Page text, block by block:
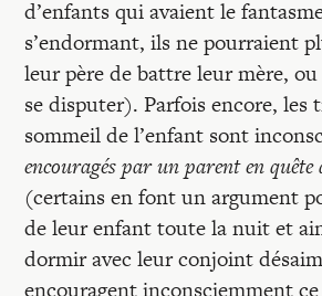
d’enfants qui avaient le
s’endormant, ils ne pourraient
leur père de battre leur mère,
se disputer). Parfois encore, les
sommeil de l’enfant sont
encouragés par un parent en
(certains en font un argument
de leur enfant toute la nuit et
dormir avec leur conjoint
encouragent inconsciemment